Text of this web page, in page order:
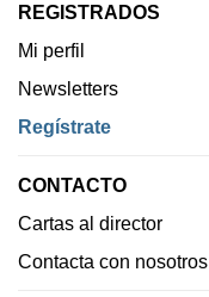
REGISTRADOS
Mi perfil
Newsletters
Regístrate
CONTACTO
Cartas al director
Contacta con nosotros